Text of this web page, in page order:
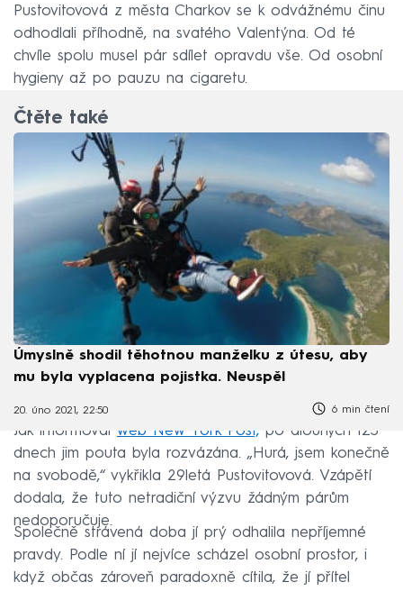
Pustovitovová z města Charkov se k odvážnému činu
odhodlali příhodně, na svatého Valentýna. Od té
chvíle spolu musel pár sdílet opravdu vše. Od osobní
hygieny až po pauzu na cigaretu.
Čtěte také
Úmyslně shodil těhotnou manželku z útesu, aby
mu byla vyplacena pojistka. Neuspěl
20. úno 2021, 22:50 6 min čtení
Jak informoval web New York Post, po dlouhých 123
dnech jim pouta byla rozvázána. „Hurá, jsem konečně
na svobodě,“ vykřikla 29letá Pustovitovová. Vzápětí
dodala, že tuto netradiční výzvu žádným párům
nedoporučuje.
Společně strávená doba jí prý odhalila nepříjemné
pravdy. Podle ní jí nejvíce scházel osobní prostor, i
když občas zároveň paradoxně cítila, že jí přítel